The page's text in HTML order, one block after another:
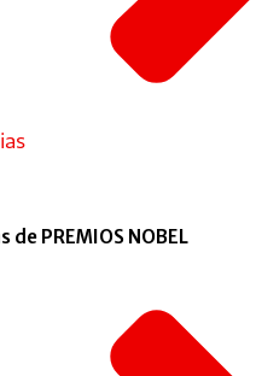
de PREMIOS NOBEL